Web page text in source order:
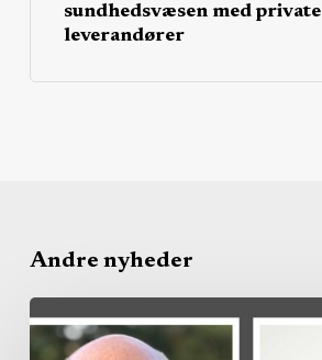
sundhedsvæsen med private
leverandører
Andre nyheder
Region
køber